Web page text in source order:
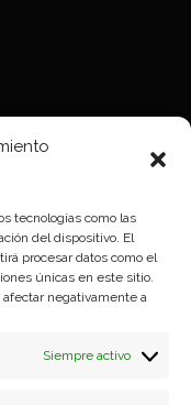
tecnologías como las
del dispositivo. El
procesar datos como el
únicas en este sitio.
negativamente a
Siempre activo